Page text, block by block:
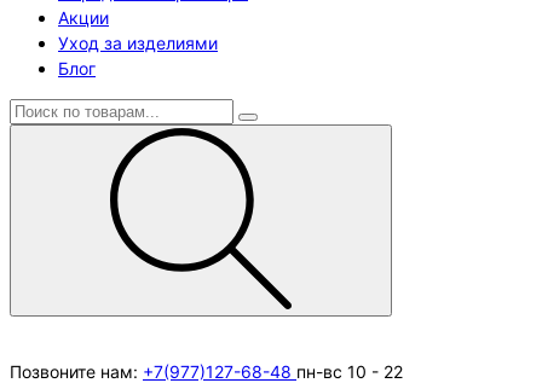
Акции
Уход за изделиями
Блог
Позвоните нам: +7(977)127-68-48 пн-вс 10 - 22